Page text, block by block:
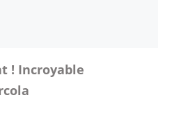
! Incroyable